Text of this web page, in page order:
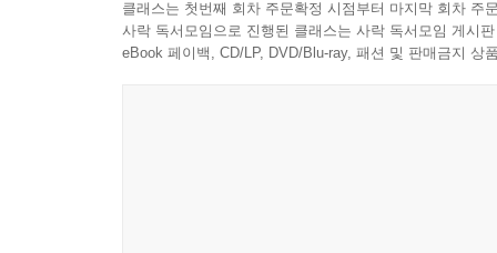
클래스는 첫번째 회차 주문확정 시점부터 마지막 회차 주
사락 독서모임으로 진행된 클래스는 사락 독서모임 게시
eBook 페이백, CD/LP, DVD/Blu-ray, 패션 및 판매금지 상